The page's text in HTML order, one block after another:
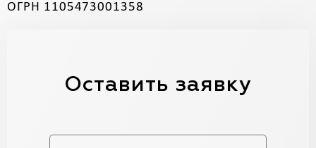
ОГРН 1105473001358
Оставить заявку